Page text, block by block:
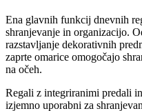
Ena glavnih funkcij dnevnih
shranjevanje in organizacijo.
razstavljanje dekorativnih
zaprte omarice omogočajo
na očeh.
Regali z integriranimi predali
izjemno uporabni za